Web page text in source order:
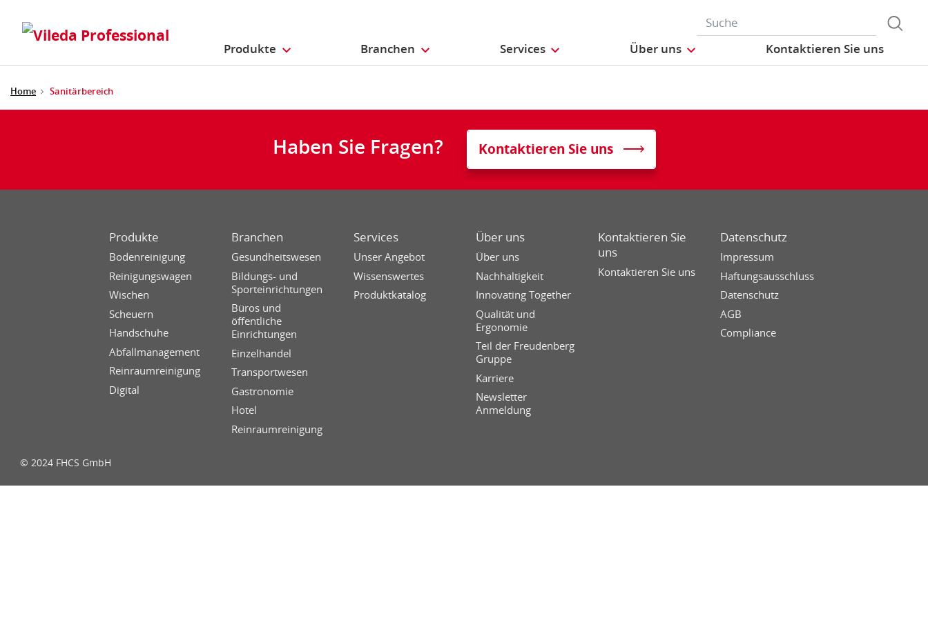
Produkte Branchen Services Über uns Kontaktieren Sie uns
Home Sanitärbereich
Haben Sie Fragen? Kontaktieren Sie uns
Produkte
Bodenreinigung
Reinigungswagen
Wischen
Scheuern
Handschuhe
Abfallmanagement
Reinraumreinigung
Digital
Branchen
Gesundheitswesen
Bildungs- und
Sporteinrichtungen
Büros und
öffentliche
Einrichtungen
Einzelhandel
Transportwesen
Gastronomie
Hotel
Reinraumreinigung
Services
Unser Angebot
Wissenswertes
Produktkatalog
Über uns
Über uns
Nachhaltigkeit
Innovating Together
Qualität und
Ergonomie
Teil der Freudenberg
Gruppe
Karriere
Newsletter
Anmeldung
Kontaktieren Sie
uns
Kontaktieren Sie uns
Datenschutz
Impressum
Haftungsausschluss
Datenschutz
AGB
Compliance
© 2024 FHCS GmbH